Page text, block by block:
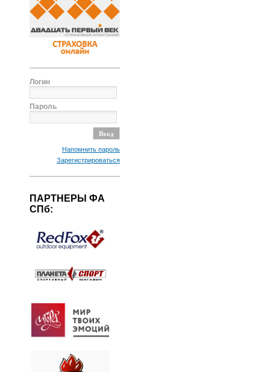
Логин
Пароль
Напомнить пароль
Зарегистрироваться
ПАРТНЕРЫ ФА
СПб: